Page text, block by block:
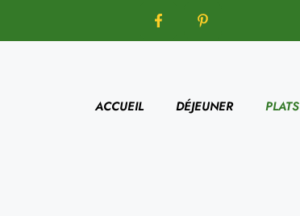
ACCUEIL DÉJEUNER PLATS